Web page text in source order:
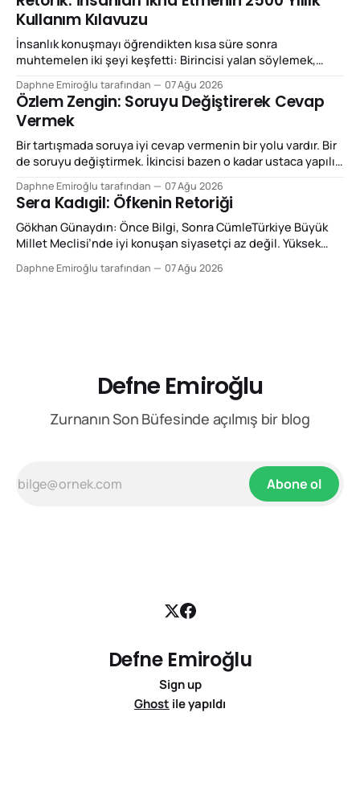
konuşmadır: SEZGİN TANRIKULU’NUN KONUŞMASI “Bugün
önümüzde bulunan teklif, büyük acılara sebebiyet vermiş
yarım asırlık bir çatışma döneminin mutlak biçimde
sonlandırılmasına kapıyı aralaması
Kullanım Kılavuzu
İnsanlık konuşmayı öğrendikten kısa süre sonra
muhtemelen iki şeyi keşfetti: Birincisi yalan söylemek,
Neyse ki aradan birkaç bin yıl geçince Yunanlar meseleyi
biraz sistematik hâle getirip adına retorik dediler. Bugün
“retorik” kelimesini çoğunlukla küçümseyici biçimde
kullanıyoruz. “Bunlar retorik”, “retorikten başka bir şey
Daphne Emiroğlu tarafından 07 Ağu 2026
Özlem Zengin: Soruyu Değiştirerek Cevap
Vermek
Bir tartışmada soruya iyi cevap vermenin bir yolu vardır. Bir
de soruyu değiştirmek. İkincisi bazen o kadar ustaca yapılır
konuşmalarını izlerken dikkatimi çeken temel retorik özellik
bu: Önüne konulan tartışmanın çerçevesini kabul etmek
yerine sık sık o çerçeveyi değiştiriyor. Bu,
retorikte reframing,
Daphne Emiroğlu tarafından 07 Ağu 2026
Sera Kadıgil: Öfkenin Retoriği
Gökhan Günaydın: Önce Bilgi, Sonra CümleTürkiye Büyük
Millet Meclisi’nde iyi konuşan siyasetçi az değil. Yüksek
Şimdi size Gökhan Günaydın Fan Club’tan yazıyorum. Bir
Daphne Emiroğlu tarafından 07 Ağu 2026
Defne Emiroğlu
Zurnanın Son Büfesinde açılmış bir blog
Abone ol
Defne Emiroğlu
Sign up
Ghost ile yapıldı